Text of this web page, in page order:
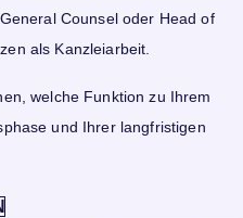
Counsel oder Head of
als Kanzleiarbeit.
welche Funktion zu Ihrem
und Ihrer langfristigen